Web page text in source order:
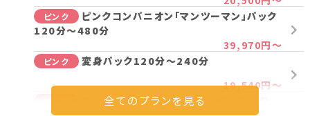
ピンク
ピンクコンパニオン「マンツーマン」パック
120分～480分
39,970円～
ピンク
変身パック120分～240分
19,540円～
マンツーマン変身パック120分～240分